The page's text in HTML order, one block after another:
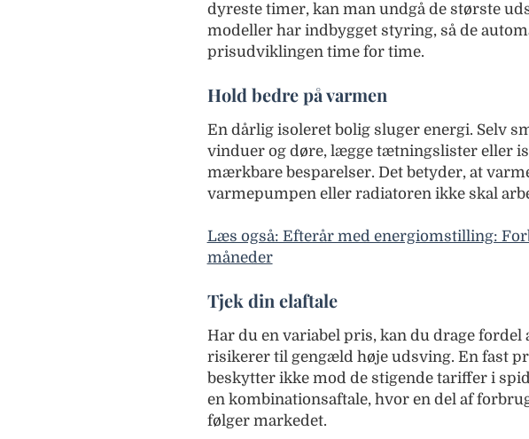
dyreste timer, kan man undgå de største
modeller har indbygget styring, så de
prisudviklingen time for time.
Hold bedre på varmen
En dårlig isoleret bolig sluger energi. Selv
vinduer og døre, lægge tætningslister eller
mærkbare besparelser. Det betyder, at
varmepumpen eller radiatoren ikke skal
Læs også: Efterår med energiomstilling:
måneder
Tjek din elaftale
Har du en variabel pris, kan du drage fordel
risikerer til gengæld høje udsving. En fast
beskytter ikke mod de stigende tariffer i
en kombinationsaftale, hvor en del af
følger markedet.